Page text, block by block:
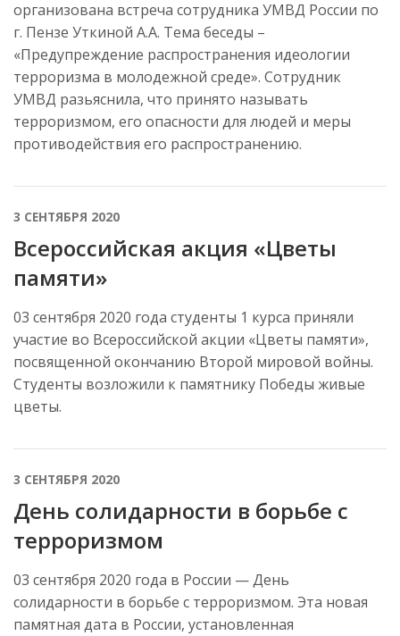
организована встреча сотрудника УМВД России по
г. Пензе Уткиной А.А. Тема беседы –
«Предупреждение распространения идеологии
терроризма в молодежной среде». Сотрудник
УМВД разьяснила, что принято называть
терроризмом, его опасности для людей и меры
противодействия его распространению.
3 СЕНТЯБРЯ 2020
Всероссийская акция «Цветы
памяти»
03 сентября 2020 года студенты 1 курса приняли
участие во Всероссийской акции «Цветы памяти»,
посвященной окончанию Второй мировой войны.
Студенты возложили к памятнику Победы живые
цветы.
3 СЕНТЯБРЯ 2020
День солидарности в борьбе с
терроризмом
03 сентября 2020 года в России — День
солидарности в борьбе с терроризмом. Эта новая
памятная дата в России, установленная